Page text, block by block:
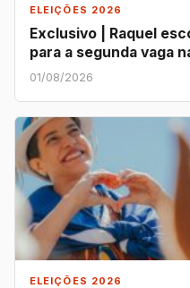
ELEIÇÕES 2026
Exclusivo | Raquel
para a segunda vaga
01/08/2026
ELEIÇÕES 2026